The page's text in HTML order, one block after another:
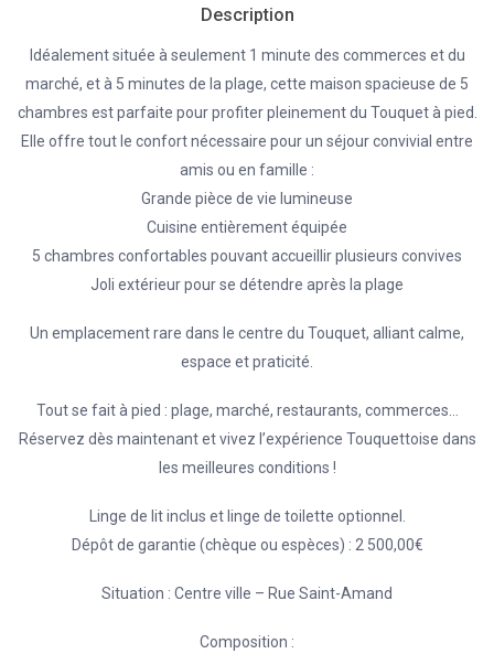
Description
Idéalement située à seulement 1 minute des commerces et du
marché, et à 5 minutes de la plage, cette maison spacieuse de 5
chambres est parfaite pour profiter pleinement du Touquet à pied.
Elle offre tout le confort nécessaire pour un séjour convivial entre
amis ou en famille :
Grande pièce de vie lumineuse
Cuisine entièrement équipée
5 chambres confortables pouvant accueillir plusieurs convives
Joli extérieur pour se détendre après la plage
Un emplacement rare dans le centre du Touquet, alliant calme,
espace et praticité.
Tout se fait à pied : plage, marché, restaurants, commerces…
Réservez dès maintenant et vivez l’expérience Touquettoise dans
les meilleures conditions !
Linge de lit inclus et linge de toilette optionnel.
Dépôt de garantie (chèque ou espèces) : 2 500,00€
Situation : Centre ville – Rue Saint-Amand
Composition :